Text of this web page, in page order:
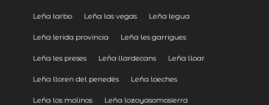
Leña larbo Leña las vegas Leña legua
Leña lerida provincia Leña les garrigues
Leña les preses Leña llardecans Leña lloar
Leña lloren del penedès Leña loeches
Leña los molinos Leña lozoyasomosierra